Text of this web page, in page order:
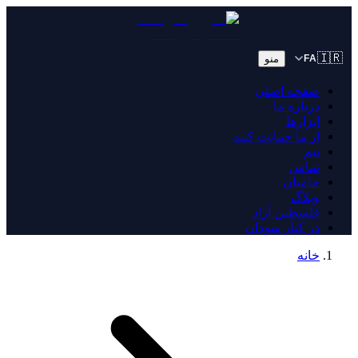
🇮🇷
FA منو
صفحه اصلی
درباره ما
ابزارها
از ما حمایت کنید
تیم
تماس
حامیان
وبلاگ
فلسطین آزاد
در کنار سودان
خانه